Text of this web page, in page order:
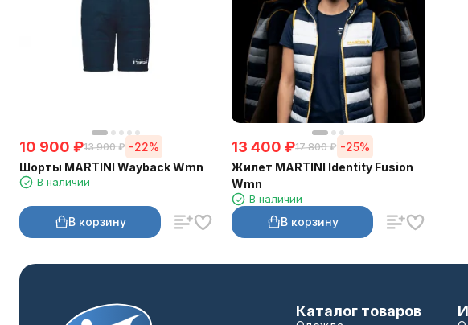
10 900 ₽13 900 ₽ -22%
Шорты MARTINI Wayback Wmn
В наличии
В корзину
13 400 ₽17 800 ₽ -25%
Жилет MARTINI Identity Fusion
Wmn
В наличии
В корзину
Каталог товаров